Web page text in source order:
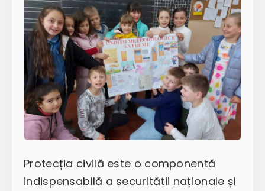
Protecția civilă este o componentă
indispensabilă a securității naționale și